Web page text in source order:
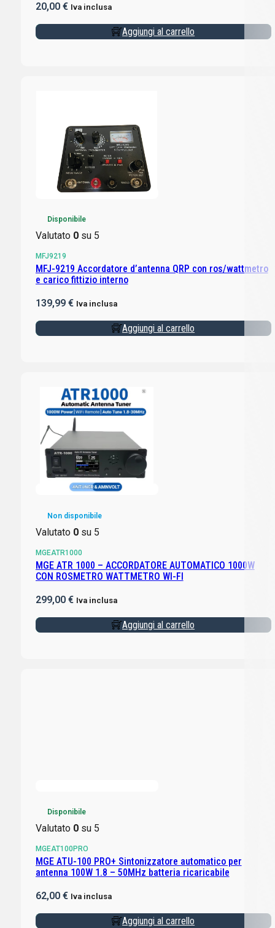
20,00 € Iva inclusa
Aggiungi al carrello
Disponibile
Valutato 0su 5
MFJ9219
MFJ-9219 Accordatore d’antenna QRP con ros/wattmetro
e carico fittizio interno
139,99 € Iva inclusa
Aggiungi al carrello
Non disponibile
Valutato 0su 5
MGEATR1000
MGE ATR 1000 – ACCORDATORE AUTOMATICO 1000W
CON ROSMETRO WATTMETRO WI-FI
299,00 € Iva inclusa
Aggiungi al carrello
Disponibile
Valutato 0su 5
MGEAT100PRO
MGE ATU-100 PRO+ Sintonizzatore automatico per
antenna 100W 1.8 – 50MHz batteria ricaricabile
62,00 € Iva inclusa
Aggiungi al carrello